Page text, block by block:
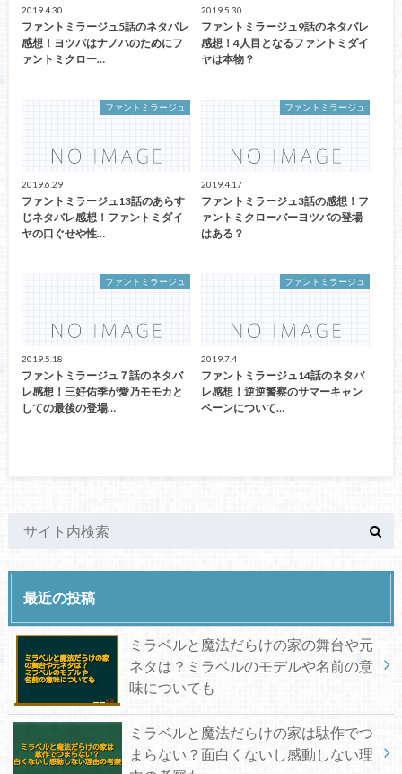
2019.4.30
ファントミラージュ5話のネタバレ
感想！ヨツバはナノハのためにフ
ァントミクロー…
2019.5.30
ファントミラージュ9話のネタバレ
感想！4人目となるファントミダイ
ヤは本物？
ファントミラージュ
2019.6.29
ファントミラージュ13話のあらす
じネタバレ感想！ファントミダイ
ヤの口ぐせや性…
ファントミラージュ
2019.4.17
ファントミラージュ3話の感想！フ
ァントミクローバーヨツバの登場
はある？
ファントミラージュ
2019.5.18
ファントミラージュ７話のネタバ
レ感想！三好佑季が愛乃モモカと
しての最後の登場…
ファントミラージュ
2019.7.4
ファントミラージュ14話のネタバ
レ感想！逆逆警察のサマーキャン
ペーンについて…
最近の投稿
ミラベルと魔法だらけの家の舞台や元
ネタは？ミラベルのモデルや名前の意
味についても
ミラベルと魔法だらけの家は駄作でつ
まらない？面白くないし感動しない理